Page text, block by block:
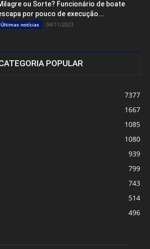
ou Sorte? Funcionário de boate
por pouco de execução...
Últimas notícias 04/11/2023
POPULAR
7377
1667
1085
1080
939
799
743
514
496